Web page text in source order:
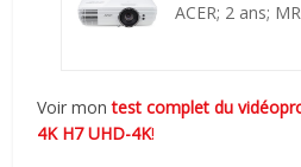
ACER; 2 ans;
Voir montest complet du
4K H7 UHD-4K!